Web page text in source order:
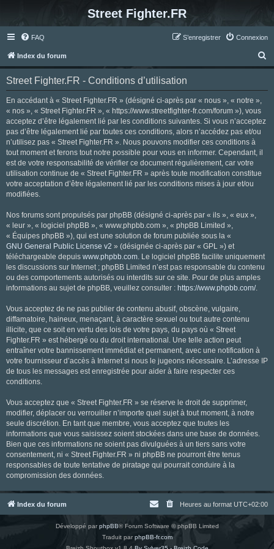
Street Fighter.FR
FAQ Connexion
S’enregistrer
Index du forum
e
Street Fighter.FR - Conditions d’utilisation
En accédant à « Street Fighter.FR » (désigné ci-après par « nous », « notre »,
« nos », « Street Fighter.FR », « https://www.streetfighter-fr.com/forum »), vous
acceptez d’être légalement lié par les conditions suivantes. Si vous n’acceptez
pas d’être légalement lié par toutes ces conditions, alors n’accédez pas et/ou
n’utilisez pas « Street Fighter.FR ». Nous pouvons modifier ces conditions à
tout moment et ferons tout notre possible pour vous en informer. Cependant, il
est de votre responsabilité de vérifier ce document régulièrement, car votre
utilisation continue de « Street Fighter.FR » après toute modification constitue
votre acceptation d’être légalement lié par les conditions mises à jour et/ou
modifiées.
Nos forums sont propulsés par phpBB (désigné ci-après par « ils », « eux »,
« leur », « logiciel phpBB », « www.phpbb.com », « phpBB Limited »,
« Équipes phpBB »), qui est une solution de forum publiée sous la «
GNU General Public License v2 » (désignée ci-après par « GPL ») et
téléchargeable depuis www.phpbb.com. Le logiciel phpBB facilite uniquement
les discussions sur Internet ; phpBB Limited n’est pas responsable du contenu
ou des comportements autorisés ou interdits sur ce site. Pour de plus amples
informations au sujet de phpBB, veuillez consulter : https://www.phpbb.com/.
Vous acceptez de ne pas publier de contenu abusif, obscène, vulgaire,
diffamatoire, haineux, menaçant, à caractère sexuel ou tout autre contenu
illicite, que ce soit en vertu des lois de votre pays, du pays où « Street
Fighter.FR » est hébergé ou du droit international. Une telle action peut
entraîner votre bannissement immédiat et permanent, avec une notification à
votre fournisseur d’accès à Internet si nous le jugeons nécessaire. L’adresse IP
de tous les messages est enregistrée pour aider à faire respecter ces
conditions.
Vous acceptez que « Street Fighter.FR » se réserve le droit de supprimer,
modifier, déplacer ou verrouiller n’importe quel sujet à tout moment, à notre
seule discrétion. En tant que membre, vous acceptez que toutes les
informations que vous saisissez soient stockées dans une base de données.
Bien que ces informations ne soient pas divulguées à un tiers sans votre
consentement, ni « Street Fighter.FR » ni phpBB ne pourront être tenus
responsables de toute tentative de piratage qui pourrait conduire à la
compromission des données.
Index du forum Heures au format UTC+02:00
Développé parphpBB® Forum Software © phpBB Limited
Traduit parphpBB-fr.com